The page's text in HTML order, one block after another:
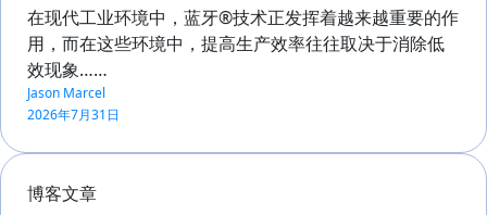
在现代工业环境中，蓝牙®技术正发挥着越来越重要的作
用，而在这些环境中，提高生产效率往往取决于消除低
效现象……
Jason Marcel
2026年7月31日
博客文章